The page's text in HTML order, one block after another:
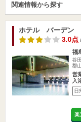
関連情報から探す
ホテル バーデン
3.0点/
福
谷
郡
営
入
日
楽